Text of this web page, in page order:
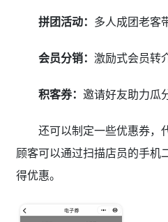
拼团活动： 多人成团老客
会员分销： 激励式会员转
积客券： 邀请好友助力瓜
还可以制定一些优惠券，
顾客可以通过扫描店员的手机
得优惠。